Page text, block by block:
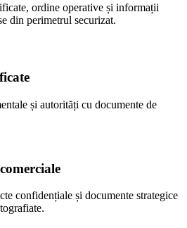
ordine operative și informații
din perimetrul securizat.
și autorități cu documente de
confidențiale și documente strategice